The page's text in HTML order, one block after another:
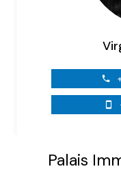
Palais